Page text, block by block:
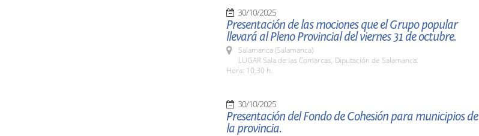
30/10/2025
Presentación de las mociones que el Grupo popular
llevará al Pleno Provincial del viernes 31 de octubre.
Salamanca (Salamanca)
LUGAR Sala de las Comarcas, Diputación de Salamanca.
Hora: 10,30 h.
30/10/2025
Presentación del Fondo de Cohesión para municipios de
la provincia.